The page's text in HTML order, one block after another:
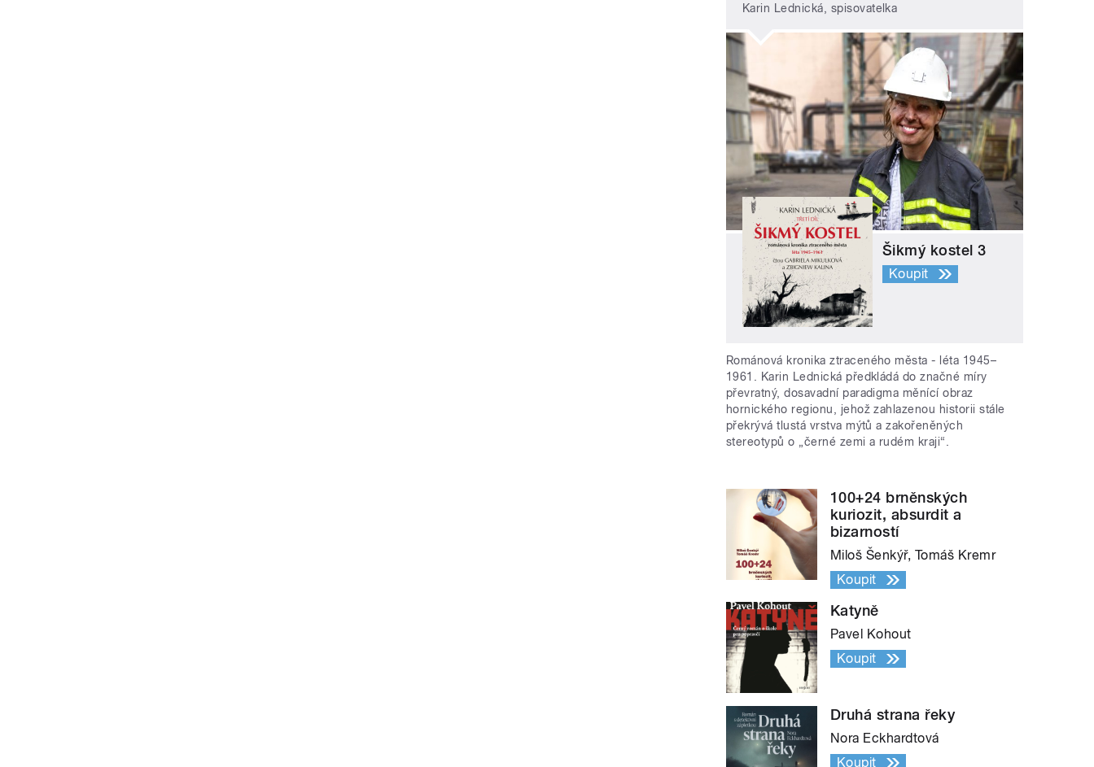
Karin Lednická, spisovatelka
Šikmý kostel 3
Koupit
Románová kronika ztraceného města - léta 1945–
1961. Karin Lednická předkládá do značné míry
převratný, dosavadní paradigma měnící obraz
hornického regionu, jehož zahlazenou historii stále
překrývá tlustá vrstva mýtů a zakořeněných
stereotypů o „černé zemi a rudém kraji“.
100+24 brněnských
kuriozit, absurdit a
bizarností
Miloš Šenkýř, Tomáš Kremr
Koupit
Katyně
Pavel Kohout
Koupit
Druhá strana řeky
Nora Eckhardtová
Koupit